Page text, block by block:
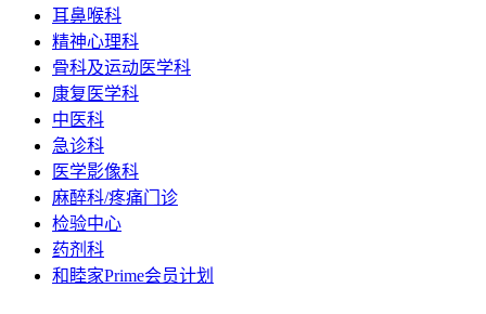
耳鼻喉科
精神心理科
骨科及运动医学科
康复医学科
中医科
急诊科
医学影像科
麻醉科/疼痛门诊
检验中心
药剂科
和睦家Prime会员计划